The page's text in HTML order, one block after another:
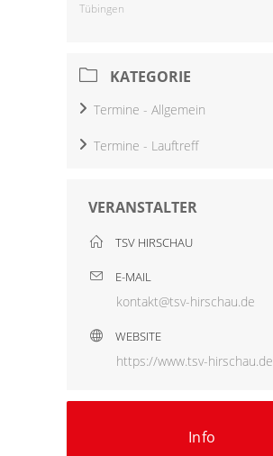
Tübingen
KATEGORIE
Termine - Allgemein
Termine - Lauftreff
VERANSTALTER
TSV HIRSCHAU
E-MAIL
kontakt@tsv-hirschau.de
WEBSITE
https://www.tsv-hirschau.de
Info